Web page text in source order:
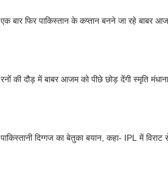
एक बार फिर पाकिस्तान के कप्तान बनने जा रहे बाबर
रनों की दौड़ में बाबर आजम को पीछे छोड़ देंगी स्मृति
पाकिस्तानी दिग्गज का बेतुका बयान, कहा- IPL में